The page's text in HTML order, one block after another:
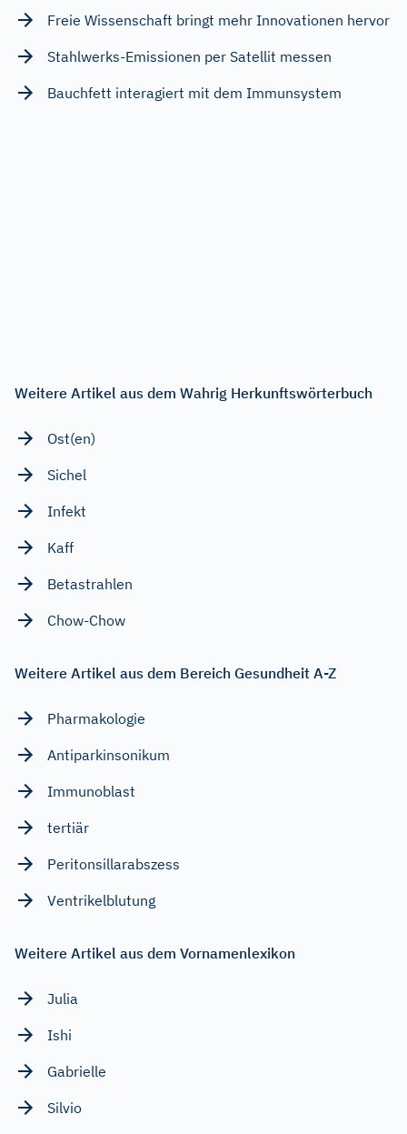
Freie Wissenschaft bringt mehr Innovationen hervor
Stahlwerks-Emissionen per Satellit messen
Bauchfett interagiert mit dem Immunsystem
Weitere Artikel aus dem Wahrig Herkunftswörterbuch
Ost(en)
Sichel
Infekt
Kaff
Betastrahlen
Chow-Chow
Weitere Artikel aus dem Bereich Gesundheit A-Z
Pharmakologie
Antiparkinsonikum
Immunoblast
tertiär
Peritonsillarabszess
Ventrikelblutung
Weitere Artikel aus dem Vornamenlexikon
Julia
Ishi
Gabrielle
Silvio